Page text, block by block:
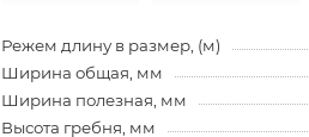
Режем длину в размер, (м)
Ширина общая, мм
Ширина полезная, мм
Высота гребня, мм